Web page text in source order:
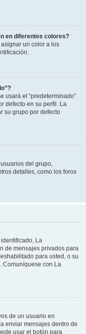
en diferentes colores?
un color a los
usará el “predeterminado”
defecto en su perfil. La
su grupo por defecto
del grupo,
detalles, como los foros
La
de mensajes privados para
para usted, o su
Comuníquese con La
de un usuario en
enviar mensajes dentro de
usar el botón para